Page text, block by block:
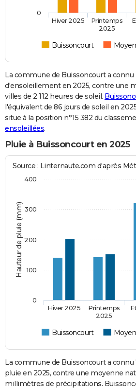
Buissoncourt
Hiver 2025
Printemps
2025
0
La commune de Buissoncourt a connu
d'ensoleillement en 2025, contre une
villes de 2 112 heures de soleil.
l'équivalent de 86 jours de soleil en
situe à la position n°15 382 du
ensoleillées.
Pluie à Buissoncourt en 2025
Hauteur de pluie (mm)
Source : Linternaute.com d'après
Buissoncourt
Hiver 2025
Printemps
2025
0
100
200
300
400
La commune de Buissoncourt a
pluie en 2025, contre une moyenne
millimètres de précipitations.